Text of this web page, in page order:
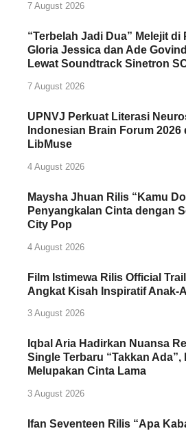
7 August 2026
“Terbelah Jadi Dua” Melejit di
Gloria Jessica dan Ade
Lewat Soundtrack Sinetron
7 August 2026
UPNVJ Perkuat Literasi
Indonesian Brain Forum 2026
LibMuse
4 August 2026
Maysha Jhuan Rilis “Kamu
Penyangkalan Cinta dengan
City Pop
4 August 2026
Film Istimewa Rilis Official
Angkat Kisah Inspiratif Anak-
3 August 2026
Iqbal Aria Hadirkan Nuansa
Single Terbaru “Takkan Ada”,
Melupakan Cinta Lama
3 August 2026
Ifan Seventeen Rilis “Apa